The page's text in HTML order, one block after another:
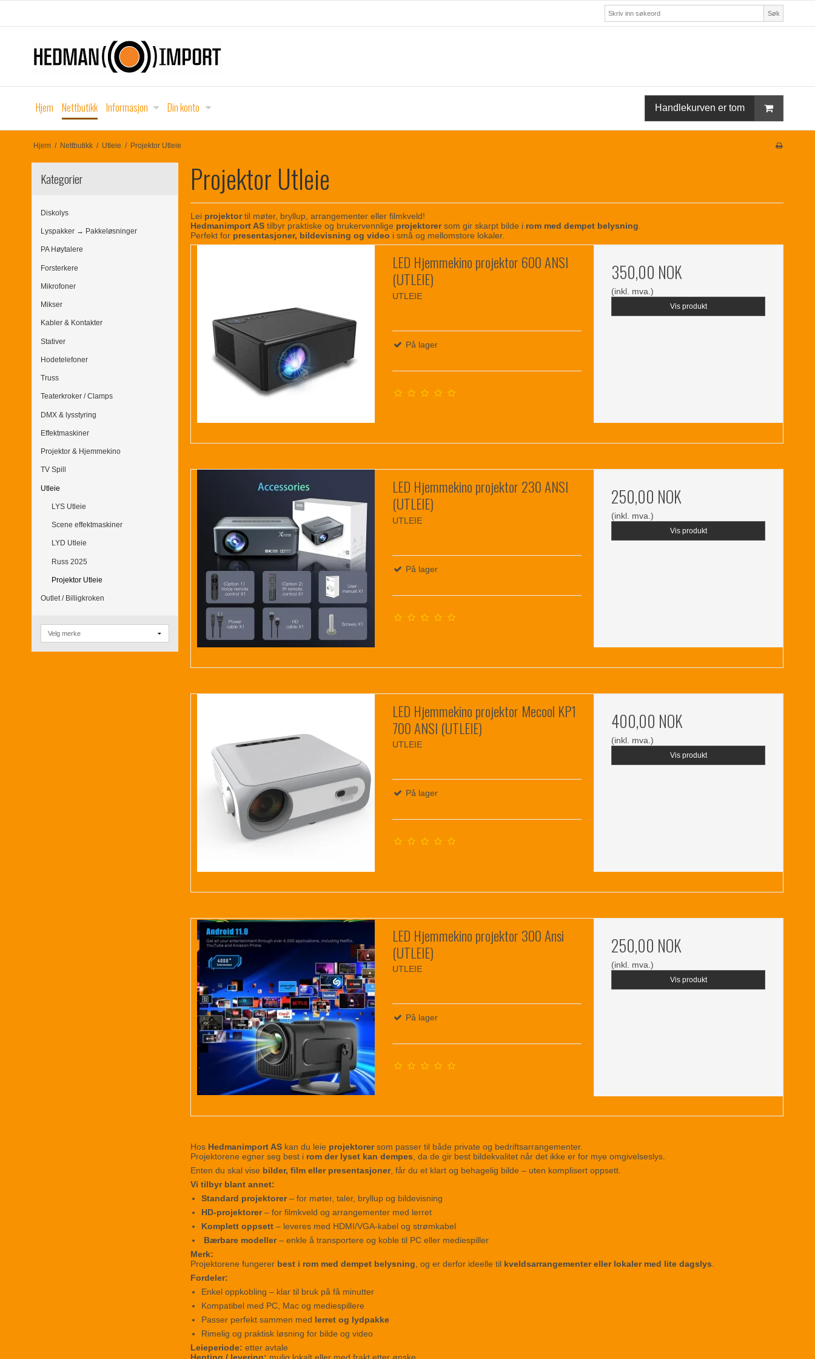
Søk
Hjem Nettbutikk Informasjon Din konto Handlekurven er tom
Hjem / Nettbutikk / Utleie / Projektor Utleie
Kategorier
Diskolys
Lyspakker → Pakkeløsninger
PA Høytalere
Forsterkere
Mikrofoner
Mikser
Kabler & Kontakter
Stativer
Hodetelefoner
Truss
Teaterkroker / Clamps
DMX & lysstyring
Effektmaskiner
Projektor & Hjemmekino
TV Spill
Utleie
LYS Utleie
Scene effektmaskiner
LYD Utleie
Russ 2025
Projektor Utleie
Outlet / Billigkroken
Projektor Utleie
Lei projektortil møter, bryllup, arrangementer eller filmkveld!
Hedmanimport AS tilbyr praktiske og brukervennlige projektorersom gir skarpt bilde i rom med dempet belysning
Perfekt for presentasjoner, bildevisning og video i små og mellomstore lokaler.
LED Hjemmekino projektor 600 ANSI
(UTLEIE)
UTLEIE
På lager
350,00 NOK
(inkl. mva.)
Vis produkt
LED Hjemmekino projektor 230 ANSI
(UTLEIE)
UTLEIE
På lager
250,00 NOK
(inkl. mva.)
Vis produkt
LED Hjemmekino projektor Mecool KP1
700 ANSI (UTLEIE)
UTLEIE
På lager
400,00 NOK
(inkl. mva.)
Vis produkt
LED Hjemmekino projektor 300 Ansi
(UTLEIE)
UTLEIE
På lager
250,00 NOK
(inkl. mva.)
Vis produkt
Hos Hedmanimport AS kan du leie projektorersom passer til både private og bedriftsarrangementer.
Projektorene egner seg best i rom der lyset kan dempes, da de gir best bildekvalitet når det ikke er for mye omgivelseslys.
Enten du skal vise bilder, film eller presentasjoner, får du et klart og behagelig bilde – uten komplisert oppsett.
Vi tilbyr blant annet:
Standard projektorer– for møter, taler, bryllup og bildevisning
HD-projektorer– for filmkveld og arrangementer med lerret
Komplett oppsett– leveres med HDMI/VGA-kabel og strømkabel
Bærbare modeller– enkle å transportere og koble til PC eller mediespiller
Merk:
Projektorene fungerer best i rom med dempet belysning, og er derfor ideelle til kveldsarrangementer eller lokaler med lite dagslys.
Fordeler:
Enkel oppkobling – klar til bruk på få minutter
Kompatibel med PC, Mac og mediespillere
Passer perfekt sammen med lerret og lydpakke
Rimelig og praktisk løsning for bilde og video
Leieperiode: etter avtale